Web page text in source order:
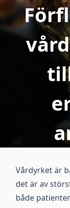
Vårdyrket är
det är av
både